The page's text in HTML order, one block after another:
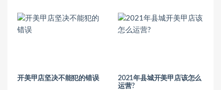
开美甲店坚决不能犯的错误
2021年县城开美甲店该怎么
运营?